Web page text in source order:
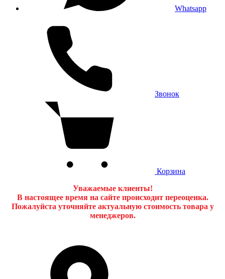
Whatsapp
Звонок
Корзина
Уважаемые клиенты!
В настоящее время на сайте происходит переоценка.
Пожалуйста уточняйте актуальную стоимость товара у
менеджеров.